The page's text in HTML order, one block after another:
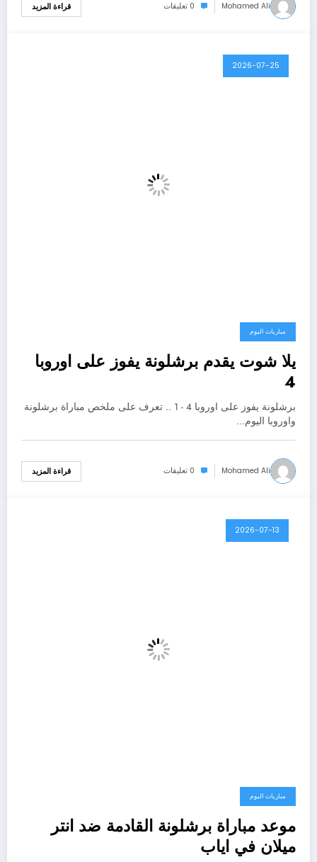
Mohamed Ali 0 تعليقات قراءة المزيد
2026-07-25
مباريات اليوم
يلا شوت يقدم برشلونة يفوز على اوروبا
4
برشلونة يفوز على اوروبا 4 - 1 .. تعرف على ملخص مباراة برشلونة
واوروبا اليوم…
Mohamed Ali 0 تعليقات قراءة المزيد
2026-07-13
مباريات اليوم
موعد مباراة برشلونة القادمة ضد انتر
ميلان في اياب